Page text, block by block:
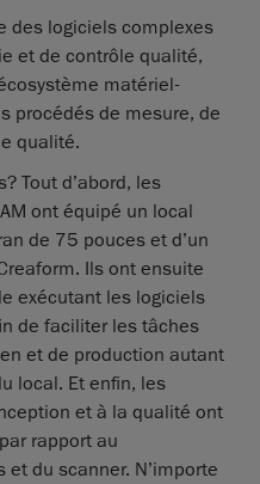
des logiciels complexes
et de contrôle qualité,
matériel-
procédés de mesure, de
qualité.
Tout d’abord, les
ont équipé un local
de 75 pouces et d’un
Ils ont ensuite
exécutant les logiciels
de faciliter les tâches
et de production autant
local. Et enfin, les
et à la qualité ont
rapport au
du scanner. N’importe